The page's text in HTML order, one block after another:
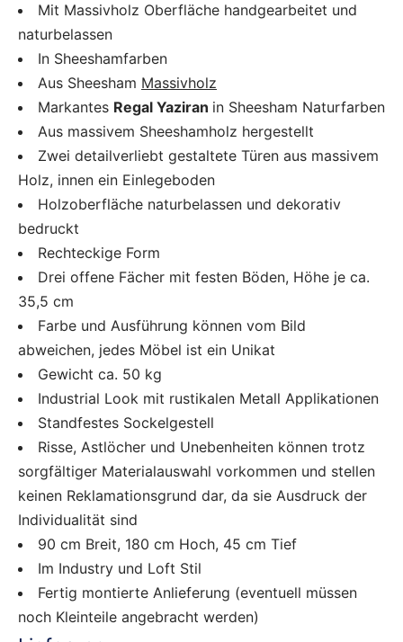
Mit Massivholz Oberfläche handgearbeitet und
naturbelassen
In Sheeshamfarben
Aus Sheesham Massivholz
Markantes Regal Yaziran in Sheesham Naturfarben
Aus massivem Sheeshamholz hergestellt
Zwei detailverliebt gestaltete Türen aus massivem
Holz, innen ein Einlegeboden
Holzoberfläche naturbelassen und dekorativ
bedruckt
Rechteckige Form
Drei offene Fächer mit festen Böden, Höhe je ca.
35,5 cm
Farbe und Ausführung können vom Bild
abweichen, jedes Möbel ist ein Unikat
Gewicht ca. 50 kg
Industrial Look mit rustikalen Metall Applikationen
Standfestes Sockelgestell
Risse, Astlöcher und Unebenheiten können trotz
sorgfältiger Materialauswahl vorkommen und stellen
keinen Reklamationsgrund dar, da sie Ausdruck der
Individualität sind
90 cm Breit, 180 cm Hoch, 45 cm Tief
Im Industry und Loft Stil
Fertig montierte Anlieferung (eventuell müssen
noch Kleinteile angebracht werden)